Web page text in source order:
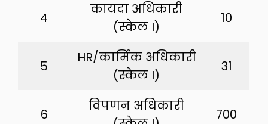
4
कायदा अधिकारी
(स्केल I)
10
5
HR/कार्मिक अधिकारी
(स्केल I)
31
6
विपणन अधिकारी
700